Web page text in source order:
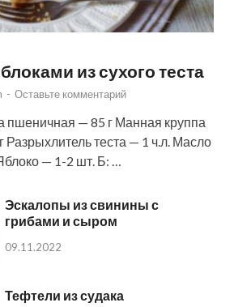
из сухого теста
- Оставьте комментарий
пшеничная — 85 г Манная круппа
Разрыхлитель теста — 1 ч.л. Масло
— 1-2 шт. Б: …
Эскалопы из свинины с
грибами и сыром
09.11.2022
Тефтели из судака